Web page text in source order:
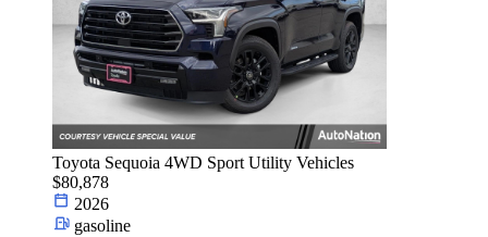
Toyota Sequoia 4WD Sport Utility Vehicles
$80,878
2026
gasoline